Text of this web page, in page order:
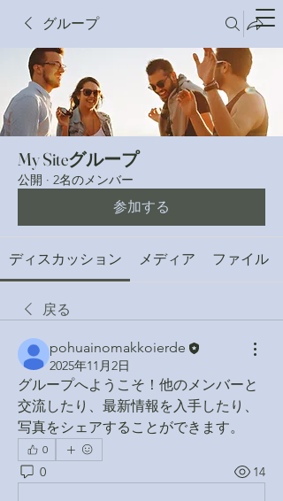
つり具どうやま
​堂山釣具店
​田村市の釣具店
グループ
My Siteグループ
公開 · 2名のメンバー
参加する
ディスカッション メディア ファイル
戻る
pohuainomakkoierde
2025年11月2日
グループへようこそ！他のメンバーと
交流したり、最新情報を入手したり、
写真をシェアすることができます。
0
0 14